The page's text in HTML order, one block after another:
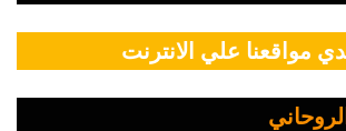
مواقعنا علي الانترنت